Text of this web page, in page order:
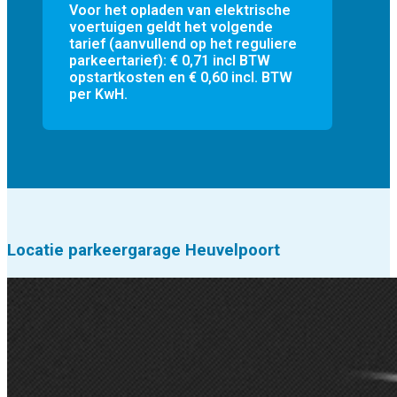
Voor het opladen van elektrische
voertuigen geldt het volgende
tarief (aanvullend op het reguliere
parkeertarief): € 0,71 incl BTW
opstartkosten en € 0,60 incl. BTW
per KwH.
Locatie parkeergarage Heuvelpoort